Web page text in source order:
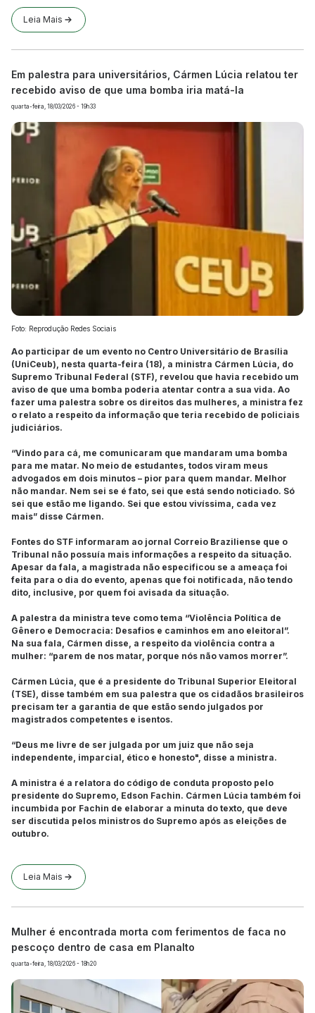
Leia Mais
Em palestra para universitários, Cármen Lúcia relatou ter
recebido aviso de que uma bomba iria matá-la
quarta-feira, 18/03/2026 - 19h33
Foto: Reprodução Redes Sociais
Ao participar de um evento no Centro Universitário de Brasília
(UniCeub), nesta quarta-feira (18), a ministra Cármen Lúcia, do
Supremo Tribunal Federal (STF), revelou que havia recebido um
aviso de que uma bomba poderia atentar contra a sua vida. Ao
fazer uma palestra sobre os direitos das mulheres, a ministra fez
o relato a respeito da informação que teria recebido de policiais
judiciários.
“Vindo para cá, me comunicaram que mandaram uma bomba
para me matar. No meio de estudantes, todos viram meus
advogados em dois minutos – pior para quem mandar. Melhor
não mandar. Nem sei se é fato, sei que está sendo noticiado. Só
sei que estão me ligando. Sei que estou vivíssima, cada vez
mais” disse Cármen.
Fontes do STF informaram ao jornal Correio Braziliense que o
Tribunal não possuía mais informações a respeito da situação.
Apesar da fala, a magistrada não especificou se a ameaça foi
feita para o dia do evento, apenas que foi notificada, não tendo
dito, inclusive, por quem foi avisada da situação.
A palestra da ministra teve como tema “Violência Política de
Gênero e Democracia: Desafios e caminhos em ano eleitoral”.
Na sua fala, Cármen disse, a respeito da violência contra a
mulher: “parem de nos matar, porque nós não vamos morrer”.
Cármen Lúcia, que é a presidente do Tribunal Superior Eleitoral
(TSE), disse também em sua palestra que os cidadãos brasileiros
precisam ter a garantia de que estão sendo julgados por
magistrados competentes e isentos.
“Deus me livre de ser julgada por um juiz que não seja
independente, imparcial, ético e honesto", disse a ministra.
A ministra é a relatora do código de conduta proposto pelo
presidente do Supremo, Edson Fachin. Cármen Lúcia também foi
incumbida por Fachin de elaborar a minuta do texto, que deve
ser discutida pelos ministros do Supremo após as eleições de
outubro.
Leia Mais
Mulher é encontrada morta com ferimentos de faca no
pescoço dentro de casa em Planalto
quarta-feira, 18/03/2026 - 18h20